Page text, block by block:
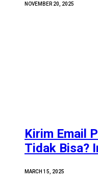
NOVEMBER 20, 2025
Kirim Email
Tidak Bisa?
MARCH 15, 2025